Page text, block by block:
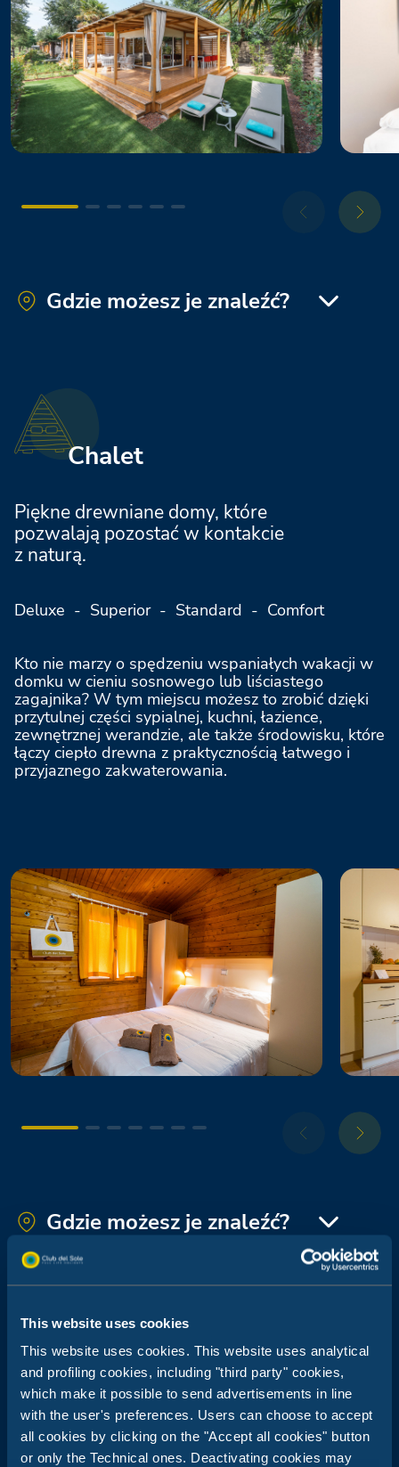
This website uses cookies
This website uses cookies. This website uses analytical
and profiling cookies, including "third party" cookies,
which make it possible to send advertisements in line
with the user's preferences. Users can choose to accept
all cookies by clicking on the "Accept all cookies" button
or only the Technical ones. Deactivating cookies may
Spina Family Collection
Marina Family Resort
Bologna Easy Camping Village
La Risacca Family Collection
Jesolo Family Resort
Le Mimose Family Resort
Riccione Easy Camping Village
Rivaverde Easy Camping Village
Val di Fiemme Easy Camping Village
Stella del Mare Family Collection
Milano Marittima Boutique Resort
Marina Romea Easy Camping Village
Le Gorette Cecina Easy Camping Village
Gdzie możesz je znaleźć?
Chalet
Piękne drewniane domy, które
pozwalają pozostać w kontakcie
z naturą.
Deluxe - Superior - Standard - Comfort
Kto nie marzy o spędzeniu wspaniałych wakacji w
domku w cieniu sosnowego lub liściastego
zagajnika? W tym miejscu możesz to zrobić dzięki
przytulnej części sypialnej, kuchni, łazience,
zewnętrznej werandzie, ale także środowisku, które
łączy ciepło drewna z praktycznością łatwego i
przyjaznego zakwaterowania.
Gdzie możesz je znaleźć?
Spina Family Collection
Orbetello Family Collection
Bungalow
Przytulne wille dla tych, którzy
kochają praktyczność nawet na